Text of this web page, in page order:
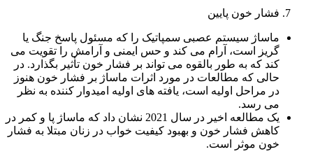
فشار خون پایین
ماساژ سیستم عصبی سمپاتیک را که مسئول پاسخ جنگ یا
گریز است، آرام می ‌کند و حس ایمنی و آرامش را تقویت می‌
کند که به طور بالقوه می ‌تواند بر فشار خون تأثیر بگذارد. در
حالی که مطالعات در مورد اثرات ماساژ بر فشار خون هنوز
در مراحل اولیه است، یافته های اولیه امیدوار کننده به نظر
می رسد.
یک مطالعه اخیر در سال 2021 نشان داد که ماساژ پا و کمر در
کاهش فشار خون و بهبود کیفیت خواب در زنان مبتلا به فشار
خون موثر است.